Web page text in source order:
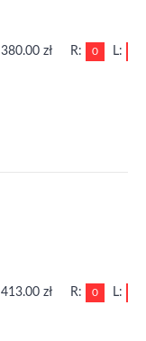
380.00 zł R: 0 L:
413.00 zł R: 0 L: